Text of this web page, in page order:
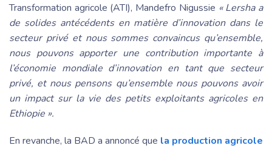
Transformation agricole (ATI), Mandefro Nigussie « Lersha a
de solides antécédents en matière d’innovation dans le
secteur privé et nous sommes convaincus qu’ensemble,
nous pouvons apporter une contribution importante à
l’économie mondiale d’innovation en tant que secteur
privé, et nous pensons qu’ensemble nous pouvons avoir
un impact sur la vie des petits exploitants agricoles en
Ethiopie ».
En revanche, la BAD a annoncé que la production agricole